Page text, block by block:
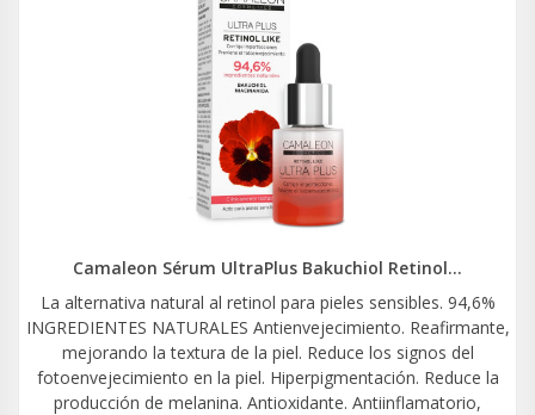
Camaleon Sérum UltraPlus Bakuchiol Retinol...
La alternativa natural al retinol para pieles sensibles. 94,6%
INGREDIENTES NATURALES Antienvejecimiento. Reafirmante,
mejorando la textura de la piel. Reduce los signos del
fotoenvejecimiento en la piel. Hiperpigmentación. Reduce la
producción de melanina. Antioxidante. Antiinflamatorio,